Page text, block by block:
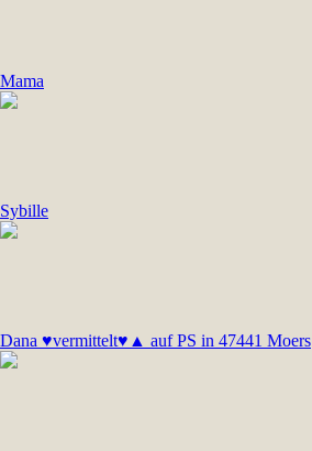
Mama
Sybille
Dana ♥vermittelt♥▲ auf PS in 47441 Moers